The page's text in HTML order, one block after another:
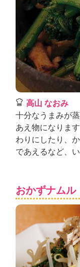
高山 なおみ
十分なうまみが
あえ物になりま
わりにしたり、
であえるなど、
おかずナムル